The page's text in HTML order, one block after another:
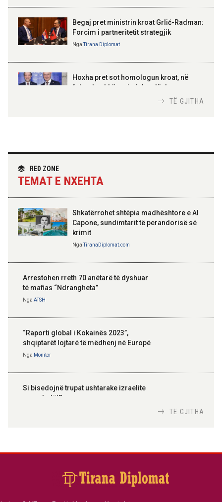
Kosovë!
100-vjetori i themelimit të
Urdhrit të Skënderbeut
Begaj pret ministrin kroat Grlić-Radman:
Forcim i partneritetit strategjik
NgaTirana Diplomat
Hoxha pret sot homologun kroat, në
fokus bashkëpunimi dypalësh
partneritetit strategjik
TË GJITHA
RED ZONE
TEMAT E NXEHTA
Shkatërrohet shtëpia madhështore e Al
Capone, sundimtarit të perandorisë së
krimit
NgaTiranaDiplomat.com
Arrestohen rreth 70 anëtarë të dyshuar
të mafias “Ndrangheta”
Nga ATSH
“Raporti global i Kokainës 2023”,
shqiptarët lojtarë të mëdhenj në Europë
Nga Monitor
Si bisedojnë trupat ushtarake izraelite
me robotët?
inteligjente izraelite
TË GJITHA